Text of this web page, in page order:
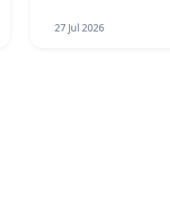
27 Jul 2026